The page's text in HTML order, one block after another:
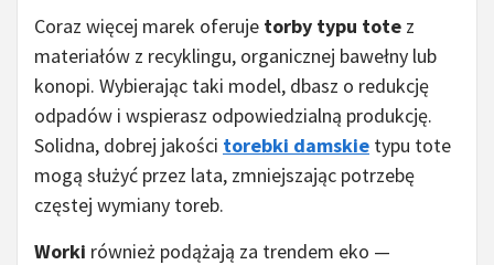
Coraz więcej marek oferuje torby typu tote z
materiałów z recyklingu, organicznej bawełny lub
konopi. Wybierając taki model, dbasz o redukcję
odpadów i wspierasz odpowiedzialną produkcję.
Solidna, dobrej jakości torebki damskie typu tote
mogą służyć przez lata, zmniejszając potrzebę
częstej wymiany toreb.
Worki również podążają za trendem eko —